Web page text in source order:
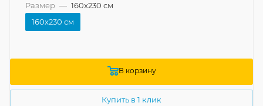
Размер — 160x230 см
160x230 см
В корзину
Купить в 1 клик